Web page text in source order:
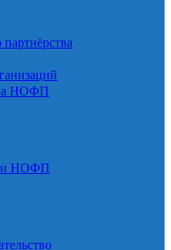
НОФП
НОФП